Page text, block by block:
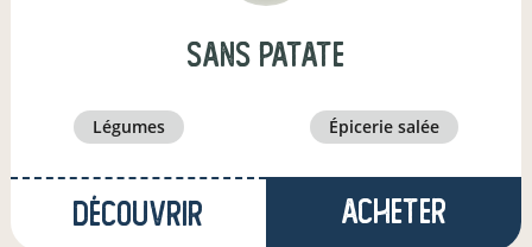
sans patate
légumes épicerie salée
Découvrir Acheter